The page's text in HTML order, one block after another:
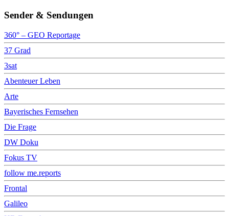
Sender & Sendungen
360° – GEO Reportage
37 Grad
3sat
Abenteuer Leben
Arte
Bayerisches Fernsehen
Die Frage
DW Doku
Fokus TV
follow me.reports
Frontal
Galileo